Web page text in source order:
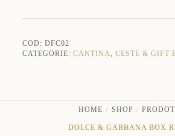
COD: DFC02
CATEGORIE: CANTINA,CESTE & GIFT
HOME SHOP
DOLCE & GABBANA BOX